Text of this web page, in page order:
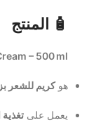
🧴 المنتج
– 500 ml
هوكريم للشعر
يعمل على